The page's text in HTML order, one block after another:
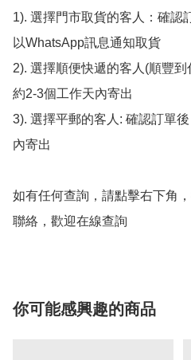
1). 選擇門市取貨的客人：確認
以WhatsApp訊息通知取貨
2). 選擇順便快遞的客人(順豐
約2-3個工作天內寄出
3). 選擇平郵的客人: 確認訂單
內寄出
如有任何查詢，請點擊右下角
聯絡，歡迎在線查詢
你可能感興趣的商品